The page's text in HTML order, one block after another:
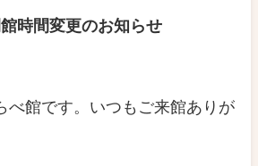
時間変更のお知らせ
べ館です。いつもご来館ありが